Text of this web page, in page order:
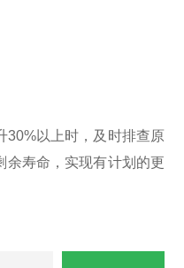
以上时，及时排查原
余寿命，实现有计划的更